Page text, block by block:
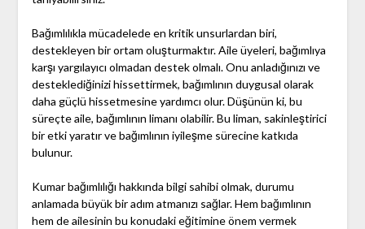
Bağımlılıkla mücadelede en kritik unsurlardan biri,
destekleyen bir ortam oluşturmaktır. Aile üyeleri, bağımlıya
karşı yargılayıcı olmadan destek olmalı. Onu anladığınızı ve
desteklediğinizi hissettirmek, bağımlının duygusal olarak
daha güçlü hissetmesine yardımcı olur. Düşünün ki, bu
süreçte aile, bağımlının limanı olabilir. Bu liman, sakinleştirici
bir etki yaratır ve bağımlının iyileşme sürecine katkıda
bulunur.
Kumar bağımlılığı hakkında bilgi sahibi olmak, durumu
anlamada büyük bir adım atmanızı sağlar. Hem bağımlının
hem de ailesinin bu konudaki eğitimine önem vermek